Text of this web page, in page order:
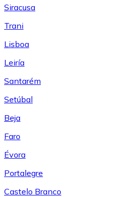
Siracusa
Trani
Lisboa
Leiría
Santarém
Setúbal
Beja
Faro
Évora
Portalegre
Castelo Branco